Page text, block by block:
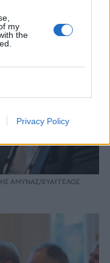
my
the
Privacy Policy
ΑΜΥΝΑΣ/ΕΥΑΓΓΕΛΟΣ